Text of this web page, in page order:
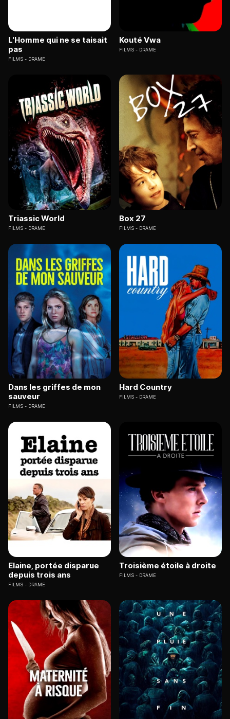
L'Homme qui ne se taisait
pas
FILMS DRAME
Kouté Vwa
FILMS DRAME
Triassic World
FILMS DRAME
Box 27
FILMS DRAME
Dans les griffes de mon
sauveur
FILMS DRAME
Hard Country
FILMS DRAME
Elaine, portée disparue
depuis trois ans
FILMS DRAME
Troisième étoile à droite
FILMS DRAME